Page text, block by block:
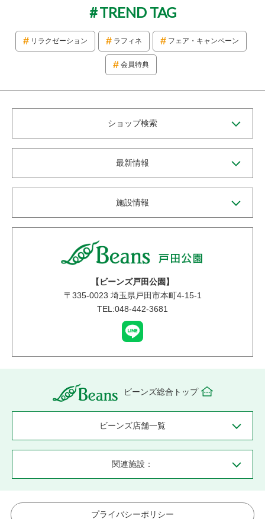
TREND TAG
リラクゼーション ラフィネ フェア・キャンペーン
会員特典
ショップ検索
最新情報
施設情報
【ビーンズ戸田公園】
〒 335-0023 埼玉県戸田市本町4-15-1
TEL:048-442-3681
ビーンズ総合トップ
ビーンズ店舗一覧
関連施設：
プライバシーポリシー